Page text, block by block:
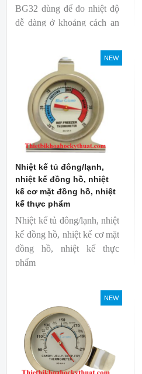
BG32 dùng để đo nhiệt độ
dễ dàng ở khoảng cách an
độ phát xạ nhanh và cố
định giúp người mới bắt
đầu sử dụng dễ dàng.
NEW
Nhiệt kế tủ đông/lạnh,
nhiệt kế đồng hồ, nhiệt
kế cơ mặt đồng hồ, nhiệt
kế thực phẩm
Nhiệt kế tủ đông/lạnh, nhiệt
kế đồng hồ, nhiệt kế cơ mặt
đồng hồ, nhiệt kế thực
phẩm
Thương hiệu: Blue Gizmo
NEW